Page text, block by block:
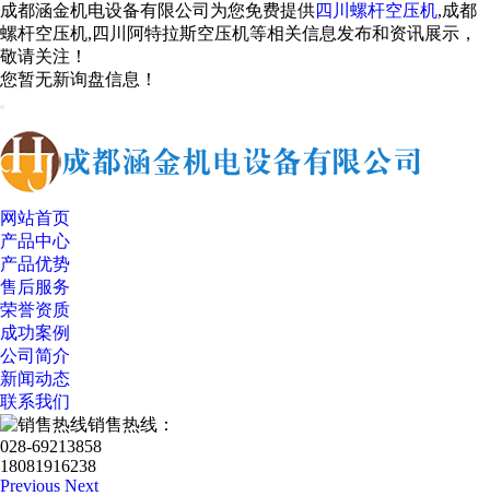
成都涵金机电设备有限公司为您免费提供四川螺杆空压机,成都
螺杆空压机,四川阿特拉斯空压机等相关信息发布和资讯展示，
敬请关注！
您暂无新询盘信息！
网站首页
产品中心
产品优势
售后服务
荣誉资质
成功案例
公司简介
新闻动态
联系我们
销售热线：
028-69213858
18081916238
Previous Next